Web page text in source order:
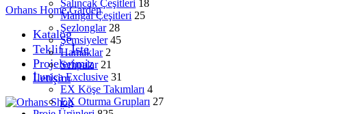
Orhans Home Garden
Katalog
Teklif⠀İste
Projelerimiz
İletişim
Salıncak Çeşitleri 18
Mangal Çeşitleri 25
Şezlonglar 28
Şemsiyeler 45
Hamaklar 2
Sehpalar 21
Lunica Exclusive 31
EX Köşe Takımları 4
EX Oturma Grupları 27